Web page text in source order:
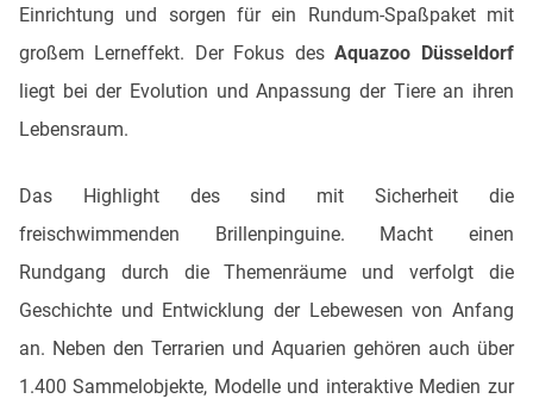
Einrichtung und sorgen für ein Rundum-Spaßpaket mit
großem Lerneffekt. Der Fokus desAquazoo Düsseldorf
liegt bei der Evolution und Anpassung der Tiere an ihren
Lebensraum.
Das Highlight des sind mit Sicherheit die
freischwimmenden Brillenpinguine. Macht einen
Rundgang durch die Themenräume und verfolgt die
Geschichte und Entwicklung der Lebewesen von Anfang
an. Neben den Terrarien und Aquarien gehören auch über
1.400 Sammelobjekte, Modelle und interaktive Medien zur